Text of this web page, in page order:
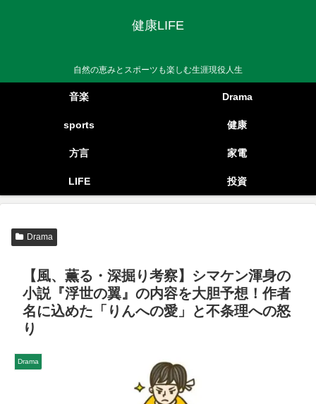
健康LIFE
自然の恵みとスポーツも楽しむ生涯現役人生
音楽 Drama
sports 健康
方言 家電
LIFE 投資
Drama
【風、薫る・深掘り考察】シマケン渾身の
小説『浮世の翼』の内容を大胆予想！作者
名に込めた「りんへの愛」と不条理への怒
り
Drama